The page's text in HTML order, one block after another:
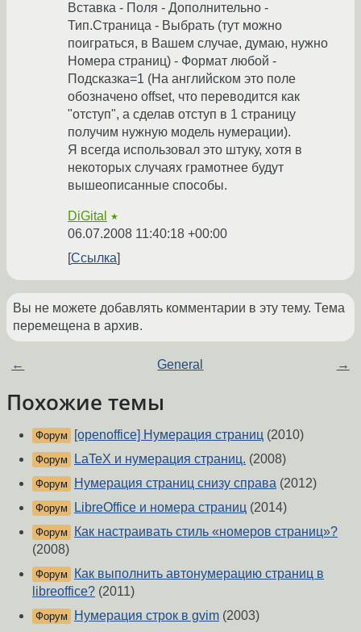
Вставка - Поля - Дополнительно -
Тип.Страница - Выбрать (тут можно
поиграться, в Вашем случае, думаю, нужно
Номера страниц) - Формат любой -
Подсказка=1 (На английском это поле
обозначено offset, что переводится как
"отступ", а сделав отступ в 1 страницу
получим нужную модель нумерации).
Я всегда использовал это штуку, хотя в
некоторых случаях грамотнее будут
вышеописанные способы.
DiGital ★
06.07.2008 11:40:18 +00:00
Ссылка
Вы не можете добавлять комментарии в эту тему. Тема
перемещена в архив.
← General →
Похожие темы
Форум [openoffice] Нумерация страниц (2010)
Форум LaTeX и нумерация страниц. (2008)
Форум Нумерация страниц снизу справа (2012)
Форум LibreOffice и номера страниц (2014)
Форум
Как настраивать стиль «номеров страниц»?
(2008)
Форум
Как выполнить автонумерацию страниц в
libreoffice? (2011)
Форум Нумерация строк в gvim (2003)